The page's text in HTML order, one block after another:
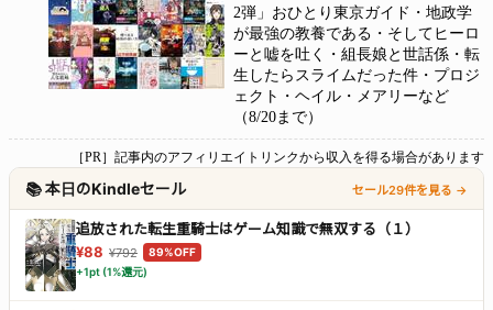
2弾」おひとり東京ガイド・地政学
が最強の教養である・そしてヒーロ
ーと嘘を吐く・組長娘と世話係・転
生したらスライムだった件・プロジ
ェクト・ヘイル・メアリーなど
（8/20まで）
［PR］記事内のアフィリエイトリンクから収入を得る場合があります
📚 本日のKindleセール セール29件を見る →
追放された転生重騎士はゲーム知識で無双する（１）
¥88 ¥792
89%OFF
+1pt (1%還元)